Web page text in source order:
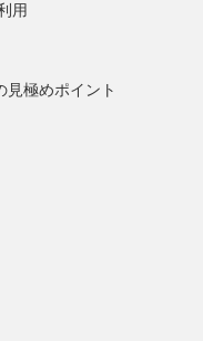
用
極めポイント